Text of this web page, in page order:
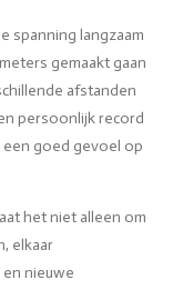
spanning langzaam
gemaakt gaan
afstanden
persoonlijk record
goed gevoel op
het niet alleen om
elkaar
nieuwe